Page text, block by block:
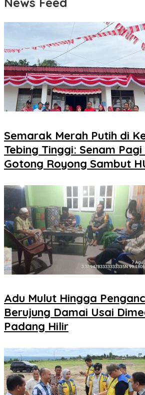
Semarak Merah Putih di
Tebing Tinggi: Senam
Gotong Royong Sambut
Adu Mulut Hingga
Berujung Damai Usai
Padang Hilir